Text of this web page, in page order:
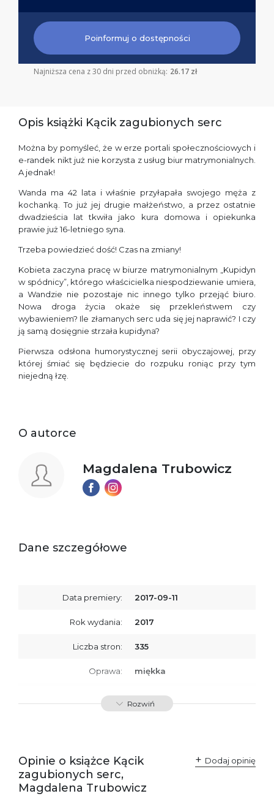
Poinformuj o dostępności
Najniższa cena z 30 dni przed obniżką: 26.17 zł
Opis książki Kącik zagubionych serc
Można by pomyśleć, że w erze portali społecznościowych i
e-randek nikt już nie korzysta z usług biur matrymonialnych.
A jednak!
Wanda ma 42 lata i właśnie przyłapała swojego męża z
kochanką. To już jej drugie małżeństwo, a przez ostatnie
dwadzieścia lat tkwiła jako kura domowa i opiekunka
prawie już 16-letniego syna.
Trzeba powiedzieć dość! Czas na zmiany!
Kobieta zaczyna pracę w biurze matrymonialnym „Kupidyn
w spódnicy”, którego właścicielka niespodziewanie umiera,
a Wandzie nie pozostaje nic innego tylko przejąć biuro.
Nowa droga życia okaże się przekleństwem czy
wybawieniem? Ile złamanych serc uda się jej naprawić? I czy
ją samą dosięgnie strzała kupidyna?
Pierwsza odsłona humorystycznej serii obyczajowej, przy
której śmiać się będziecie do rozpuku roniąc przy tym
niejedną łzę.
O autorce
Magdalena Trubowicz
Dane szczegółowe
Data premiery: 2017-09-11
Rok wydania: 2017
Liczba stron: 335
Oprawa: miękka
ISBN 9788379767434
odpowiedzialne za
zgodność produktu z
przepisami:
Sp. z o.o.
ul. Fredry 8
Polska
kontakt@wydajenamsie.pl
Rozwiń
Opinie o książce Kącik
zagubionych serc,
Magdalena Trubowicz
Dodaj opinię